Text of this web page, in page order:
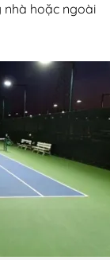
nhà hoặc ngoài